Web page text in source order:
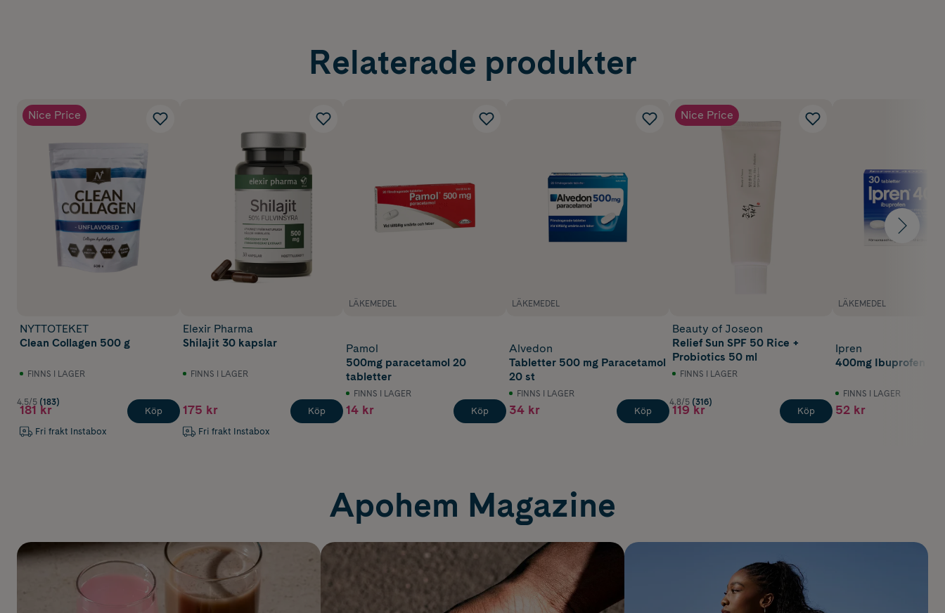
Relaterade produkter
Nice Price
NYTTOTEKET
Clean Collagen 500 g
FINNS I LAGER
4.5/5 (183)
181 kr
Fri frakt Instabox
Köp
Elexir Pharma
Shilajit 30 kapslar
FINNS I LAGER
175 kr
Fri frakt Instabox
Köp
LÄKEMEDEL
Pamol
500mg paracetamol 20
tabletter
FINNS I LAGER
14 kr Köp
LÄKEMEDEL
Alvedon
Tabletter 500 mg Paracetamol
20 st
FINNS I LAGER
34 kr Köp
Nice Price
Beauty of Joseon
Relief Sun SPF 50 Rice +
Probiotics 50 ml
FINNS I LAGER
4.8/5 (316)
119 kr Köp
LÄKEMEDEL
Ipren
400mg Ibuprofen
FINNS I LAGER
52 kr
Apohem Magazine